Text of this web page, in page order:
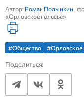
Автор: Роман Полынкин ,
«Орловское полесье»
#Общество #Орловское
Поделиться: